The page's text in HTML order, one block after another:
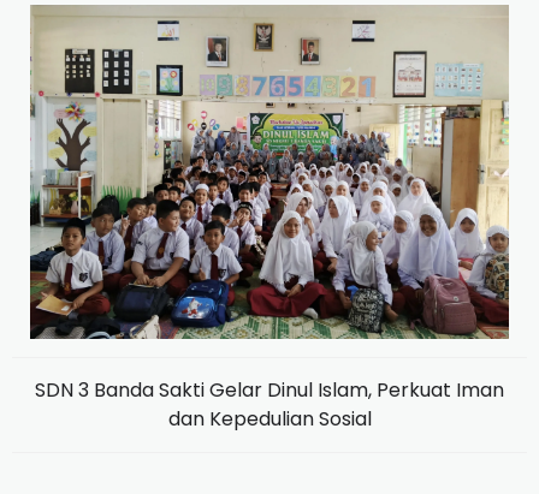
SDN 3 Banda Sakti Gelar Dinul Islam, Perkuat Iman
dan Kepedulian Sosial